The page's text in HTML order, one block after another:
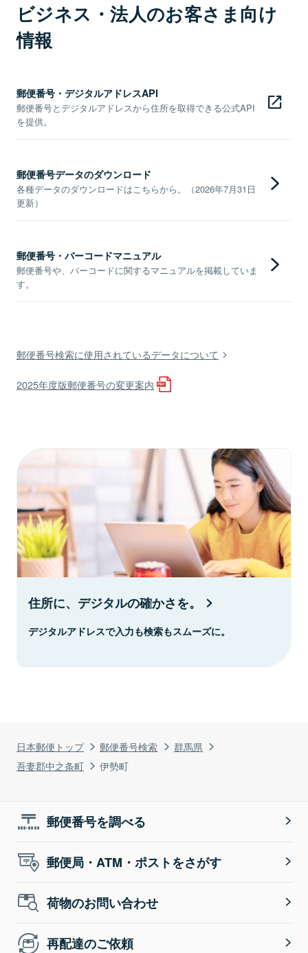
日本郵便トップ 郵便番号検索
群馬県
吾妻郡中之条町
伊勢町
ビジネス・法人のお客さま向け
情報
郵便番号・デジタルアドレスAPI
郵便番号とデジタルアドレスから住所を取得できる公式API
を提供。
郵便番号データのダウンロード
各種データのダウンロードはこちらから。（2026年7月31日
更新）
郵便番号・バーコードマニュアル
郵便番号や、バーコードに関するマニュアルを掲載していま
す。
郵便番号検索に使用されているデータについて
2025年度版郵便番号の変更案内
住所に、デジタルの確かさを。
デジタルアドレスで入力も検索もスムーズに。
郵便番号を調べる
郵便局・ATM・ポストをさがす
荷物のお問い合わせ
再配達のご依頼